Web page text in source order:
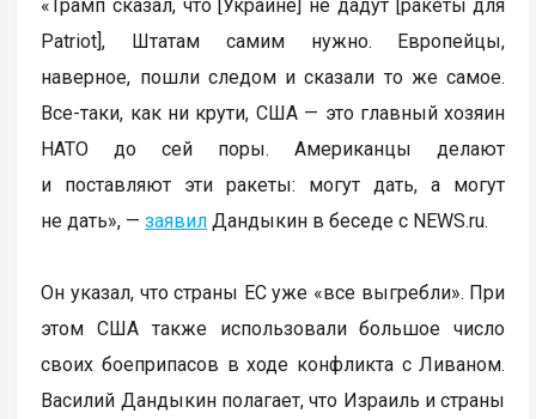
«Трамп сказал, что [Украине] не дадут [ракеты для
Patriot], Штатам самим нужно. Европейцы,
наверное, пошли следом и сказали то же самое.
Все-таки, как ни крути, США — это главный хозяин
НАТО до сей поры. Американцы делают
и поставляют эти ракеты: могут дать, а могут
не дать», —заявил Дандыкин в беседе с NEWS.ru.
Он указал, что страны ЕС уже «все выгребли». При
этом США также использовали большое число
своих боеприпасов в ходе конфликта с Ливаном.
Василий Дандыкин полагает, что Израиль и страны